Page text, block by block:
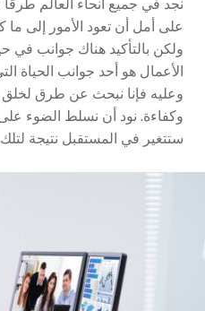
على أمل أن تعود الأمور إلى
ولكن بالتأكيد هناك جوانب في
الأعمال هو أحد جوانب الحياة
وعليه فإنا نبحث عن طرق لخلق
وكفاءة. نود أن نسلط الضوء
ستتغير في المستقبل نتيجة لتلك